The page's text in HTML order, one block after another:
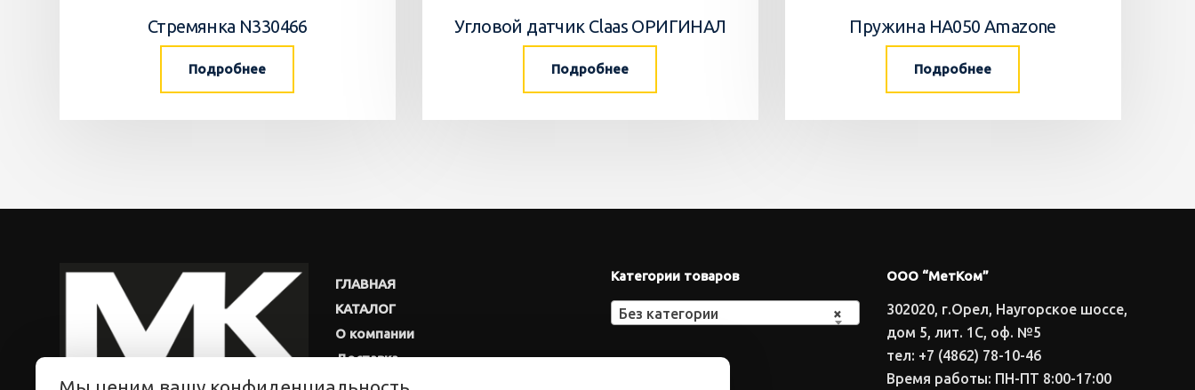
Стремянка N330466
Подробнее
Угловой датчик Claas ОРИГИНАЛ
Подробнее
Пружина HA050 Amazone
Подробнее
ГЛАВНАЯ
КАТАЛОГ
О компании
Доставка
Новости
Категории товаров
×
Без категории
ООО “МетКом”
302020, г.Орел, Наугорское шоссе,
дом 5, лит. 1С, оф. №5
тел: +7 (4862) 78-10-46
Время работы: ПН-ПТ 8:00-17:00